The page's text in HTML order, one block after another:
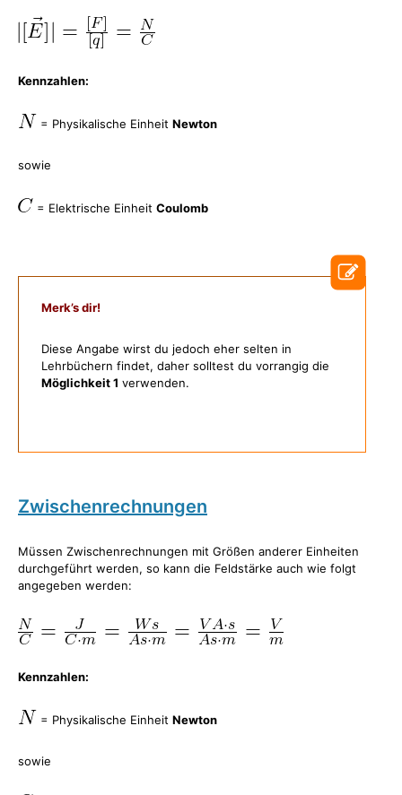
Kennzahlen:
= Physikalische Einheit Newton
sowie
= Elektrische Einheit Coulomb
Merk’s dir!
Diese Angabe wirst du jedoch eher selten in
Lehrbüchern findet, daher solltest du vorrangig die
Möglichkeit 1 verwenden.
Zwischenrechnungen
Müssen Zwischenrechnungen mit Größen anderer Einheiten
durchgeführt werden, so kann die Feldstärke auch wie folgt
angegeben werden:
Kennzahlen:
= Physikalische Einheit Newton
sowie